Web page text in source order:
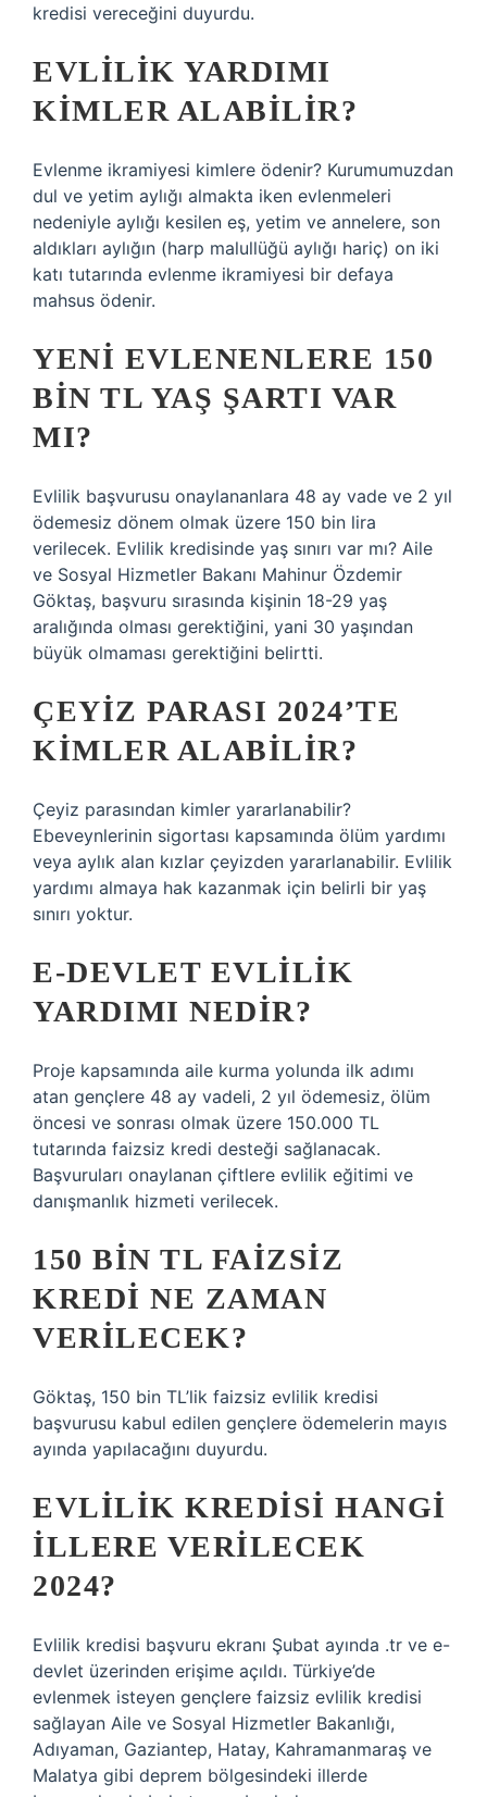
kredisi vereceğini duyurdu.
EVLILIK YARDIMI
KIMLER ALABILIR?
Evlenme ikramiyesi kimlere ödenir? Kurumumuzdan
dul ve yetim aylığı almakta iken evlenmeleri
nedeniyle aylığı kesilen eş, yetim ve annelere, son
aldıkları aylığın (harp malullüğü aylığı hariç) on iki
katı tutarında evlenme ikramiyesi bir defaya
mahsus ödenir.
YENI EVLENENLERE 150
BIN TL YAŞ ŞARTI VAR
MI?
Evlilik başvurusu onaylananlara 48 ay vade ve 2 yıl
ödemesiz dönem olmak üzere 150 bin lira
verilecek. Evlilik kredisinde yaş sınırı var mı? Aile
ve Sosyal Hizmetler Bakanı Mahinur Özdemir
Göktaş, başvuru sırasında kişinin 18-29 yaş
aralığında olması gerektiğini, yani 30 yaşından
büyük olmaması gerektiğini belirtti.
ÇEYIZ PARASI 2024’TE
KIMLER ALABILIR?
Çeyiz parasından kimler yararlanabilir?
Ebeveynlerinin sigortası kapsamında ölüm yardımı
veya aylık alan kızlar çeyizden yararlanabilir. Evlilik
yardımı almaya hak kazanmak için belirli bir yaş
sınırı yoktur.
E-DEVLET EVLILIK
YARDIMI NEDIR?
Proje kapsamında aile kurma yolunda ilk adımı
atan gençlere 48 ay vadeli, 2 yıl ödemesiz, ölüm
öncesi ve sonrası olmak üzere 150.000 TL
tutarında faizsiz kredi desteği sağlanacak.
Başvuruları onaylanan çiftlere evlilik eğitimi ve
danışmanlık hizmeti verilecek.
150 BIN TL FAIZSIZ
KREDI NE ZAMAN
VERILECEK?
Göktaş, 150 bin TL’lik faizsiz evlilik kredisi
başvurusu kabul edilen gençlere ödemelerin mayıs
ayında yapılacağını duyurdu.
EVLILIK KREDISI HANGI
ILLERE VERILECEK
2024?
Evlilik kredisi başvuru ekranı Şubat ayında .tr ve e-
devlet üzerinden erişime açıldı. Türkiye’de
evlenmek isteyen gençlere faizsiz evlilik kredisi
sağlayan Aile ve Sosyal Hizmetler Bakanlığı,
Adıyaman, Gaziantep, Hatay, Kahramanmaraş ve
Malatya gibi deprem bölgesindeki illerde